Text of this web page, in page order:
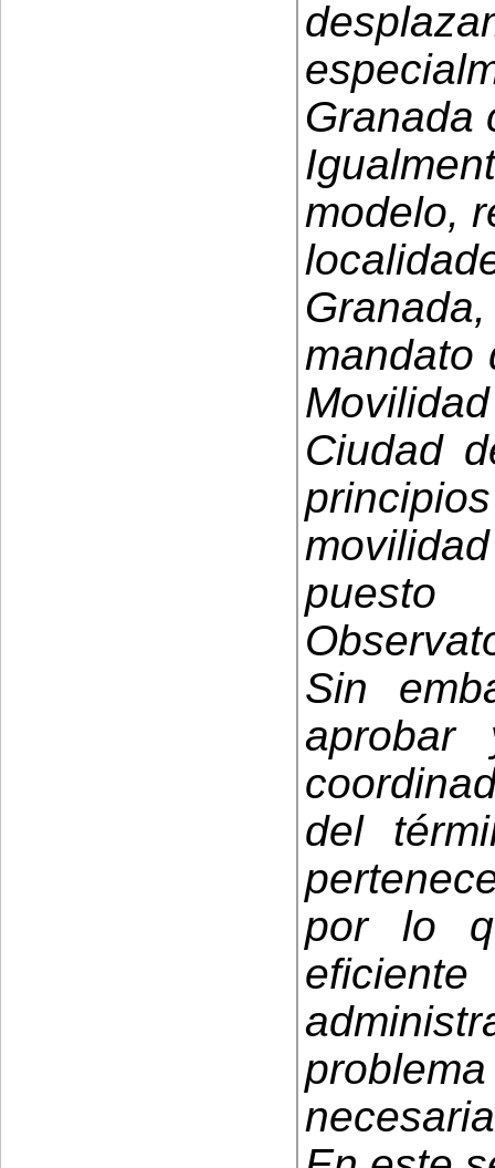
Granada
modelo,
mandato
Ciudad
Sin
aprobar
del
por lo